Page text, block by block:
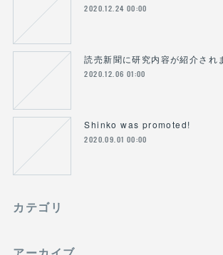
2020.12.24 00:00
読売新聞に研究内容が紹介され
2020.12.06 01:00
Shinko was promoted!
2020.09.01 00:00
カテゴリ